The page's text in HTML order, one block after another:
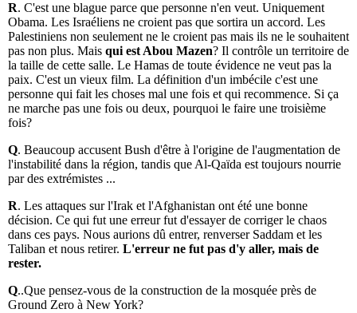
R. C'est une blague parce que personne n'en veut. Uniquement
Obama. Les Israéliens ne croient pas que sortira un accord. Les
Palestiniens non seulement ne le croient pas mais ils ne le souhaitent
pas non plus. Mais qui est Abou Mazen? Il contrôle un territoire de
la taille de cette salle. Le Hamas de toute évidence ne veut pas la
paix. C'est un vieux film. La définition d'un imbécile c'est une
personne qui fait les choses mal une fois et qui recommence. Si ça
ne marche pas une fois ou deux, pourquoi le faire une troisième
fois?
Q. Beaucoup accusent Bush d'être à l'origine de l'augmentation de
l'instabilité dans la région, tandis que Al-Qaïda est toujours nourrie
par des extrémistes ...
R. Les attaques sur l'Irak et l'Afghanistan ont été une bonne
décision. Ce qui fut une erreur fut d'essayer de corriger le chaos
dans ces pays. Nous aurions dû entrer, renverser Saddam et les
Taliban et nous retirer. L'erreur ne fut pas d'y aller, mais de
rester.
Q..Que pensez-vous de la construction de la mosquée près de
Ground Zero à New York?